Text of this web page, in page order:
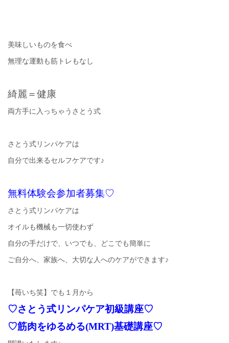
美味しいものを食べ
無理な運動も筋トレもなし
綺麗＝健康
両方手に入っちゃうさとう式
さとう式リンパケアは
自分で出来るセルフケアです♪
無料体験会参加者募集♡
さとう式リンパケアは
オイルも機械も一切使わず
自分の手だけで、いつでも、どこでも簡単に
ご自分へ、家族へ、大切な人へのケアができます♪
【苺いち笑】でも１月から
♡さとう式リンパケア初級講座♡
♡筋肉をゆるめる(MRT)基礎講座♡